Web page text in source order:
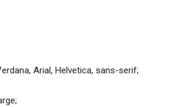
Arial, Helvetica, sans-serif;